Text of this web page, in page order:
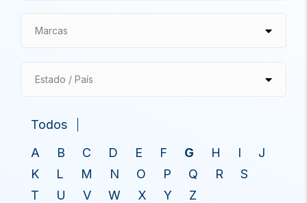
Marcas
Estado / País
Todos
A
B C D E F G H I
J
K
L M N O P Q R
S
T
U V W X Y Z